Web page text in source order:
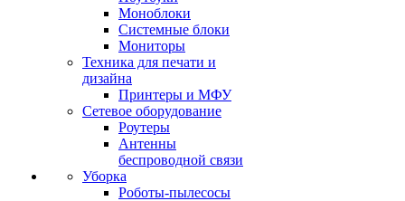
Моноблоки
Системные блоки
Мониторы
Техника для печати и
дизайна
Принтеры и МФУ
Сетевое оборудование
Роутеры
Антенны
беспроводной связи
Уборка
Роботы-пылесосы